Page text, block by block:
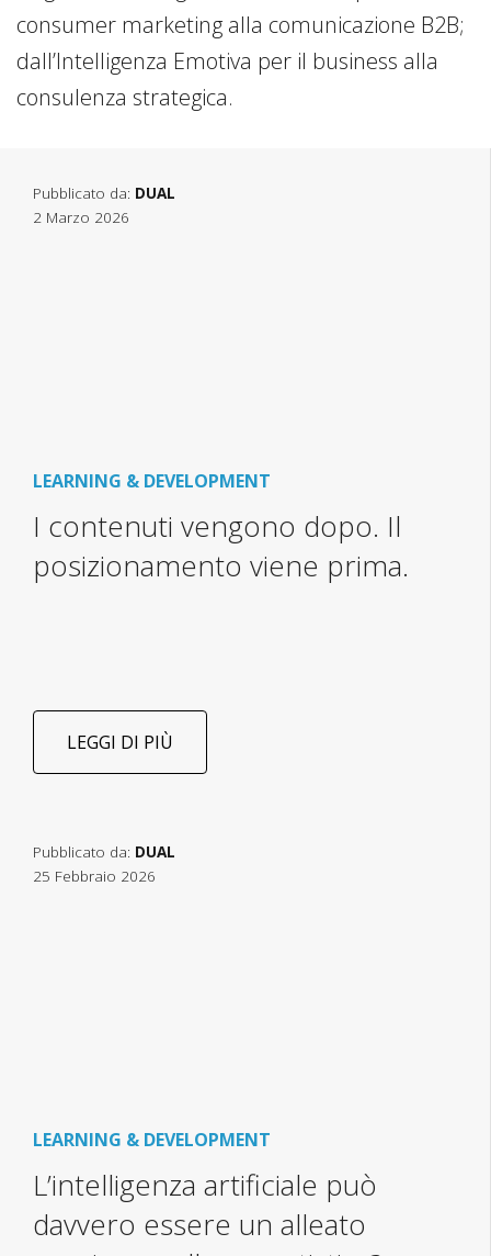
consumer marketing alla comunicazione B2B;
dall’Intelligenza Emotiva per il business alla
consulenza strategica.
Pubblicato da: DUAL
2 Marzo 2026
LEARNING & DEVELOPMENT
I contenuti vengono dopo. Il
posizionamento viene prima.
LEGGI DI PIÙ
Pubblicato da: DUAL
25 Febbraio 2026
LEARNING & DEVELOPMENT
L’intelligenza artificiale può
davvero essere un alleato